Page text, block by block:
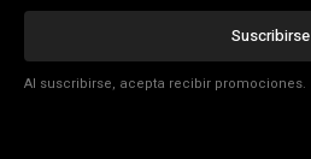
Suscribirse
Al suscribirse, acepta recibir promociones.